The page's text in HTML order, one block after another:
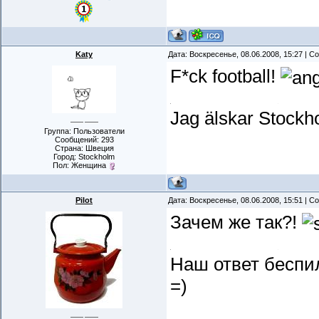
Katy Дата: Воскресенье, 08.06.2008, 15:27 |
Группа: Пользователи
Сообщений: 293
Страна: Швеция
Город: Stockholm
Пол: Женщина
F*ck football!
Jag älskar
Pilot Дата: Воскресенье, 08.06.2008, 15:51 |
Зачем же так?!
Наш ответ
=)